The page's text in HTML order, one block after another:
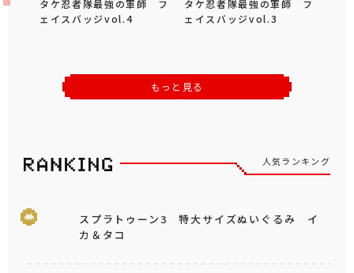
タケ忍者隊最強の軍師 フ
ェイスバッジvol.4
タケ忍者隊最強の軍師 フ
ェイスバッジvol.3
もっと見る
人気ランキング
スプラトゥーン3 特大サイズぬいぐるみ イ
カ＆タコ